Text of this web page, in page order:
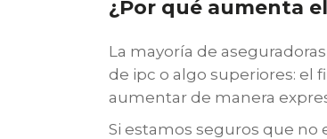
¿Por qué aumenta
La mayoría de
de ipc o algo superiores: el
aumentar de manera
Si estamos seguros que no